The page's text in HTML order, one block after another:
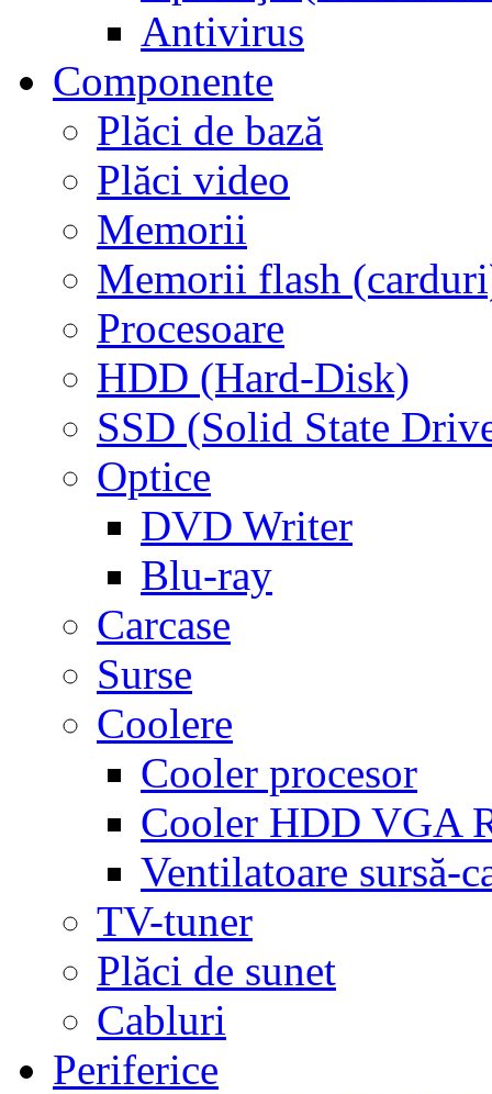
Antivirus
Componente
Plăci de bază
Plăci video
Memorii
Memorii flash
Procesoare
HDD (Hard-Disk)
SSD (Solid State
Optice
DVD Writer
Blu-ray
Carcase
Surse
Coolere
Cooler procesor
Cooler HDD VGA
Ventilatoare sursă-
TV-tuner
Plăci de sunet
Cabluri
Periferice